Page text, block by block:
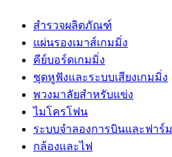
สำรวจผลิตภัณฑ์
แผ่นรองเมาส์เกมมิ่ง
คีย์บอร์ดเกมมิ่ง
ชุดหูฟังและระบบเสียงเกมมิ่ง
พวงมาลัยสำหรับแข่ง
ไมโครโฟน
ระบบจำลองการบินและฟาร์ม
กล้องและไฟ